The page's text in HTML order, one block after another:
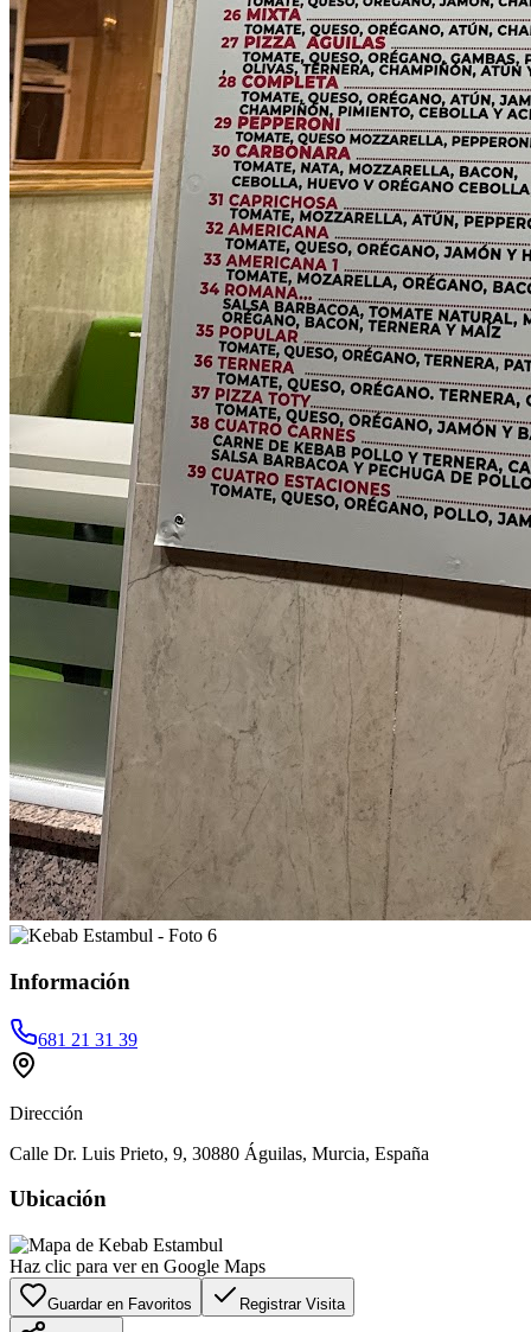
Información
681 21 31 39
Dirección
Calle Dr. Luis Prieto, 9, 30880 Águilas, Murcia, España
Ubicación
Haz clic para ver en Google Maps
Guardar en Favoritos Registrar Visita